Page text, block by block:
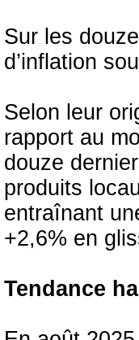
Sur les
d’inflation
Selon leur
rapport au
douze
produits
entraînant
+2,6% en
Tendance